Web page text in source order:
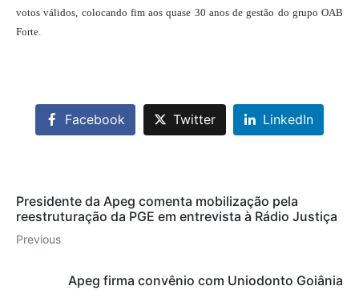
votos válidos, colocando fim aos quase 30 anos de gestão do grupo OAB
Forte.
Facebook Twitter LinkedIn
Presidente da Apeg comenta mobilização pela
reestruturação da PGE em entrevista à Rádio Justiça
Previous
Apeg firma convênio com Uniodonto Goiânia